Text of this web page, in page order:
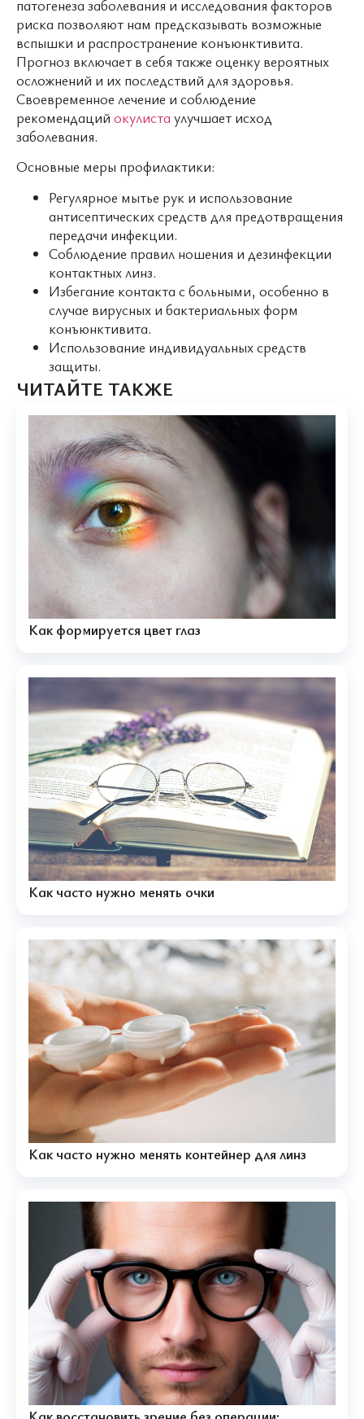
патогенеза заболевания и исследования факторов
риска позволяют нам предсказывать возможные
вспышки и распространение конъюнктивита.
Прогноз включает в себя также оценку вероятных
осложнений и их последствий для здоровья.
Своевременное лечение и соблюдение
рекомендаций окулиста улучшает исход
заболевания.
Основные меры профилактики:
Регулярное мытье рук и использование
антисептических средств для предотвращения
передачи инфекции.
Соблюдение правил ношения и дезинфекции
контактных линз.
Избегание контакта с больными, особенно в
случае вирусных и бактериальных форм
конъюнктивита.
Использование индивидуальных средств
защиты.
ЧИТАЙТЕ ТАКЖЕ
Как формируется цвет глаз
Как часто нужно менять очки
Как часто нужно менять контейнер для линз